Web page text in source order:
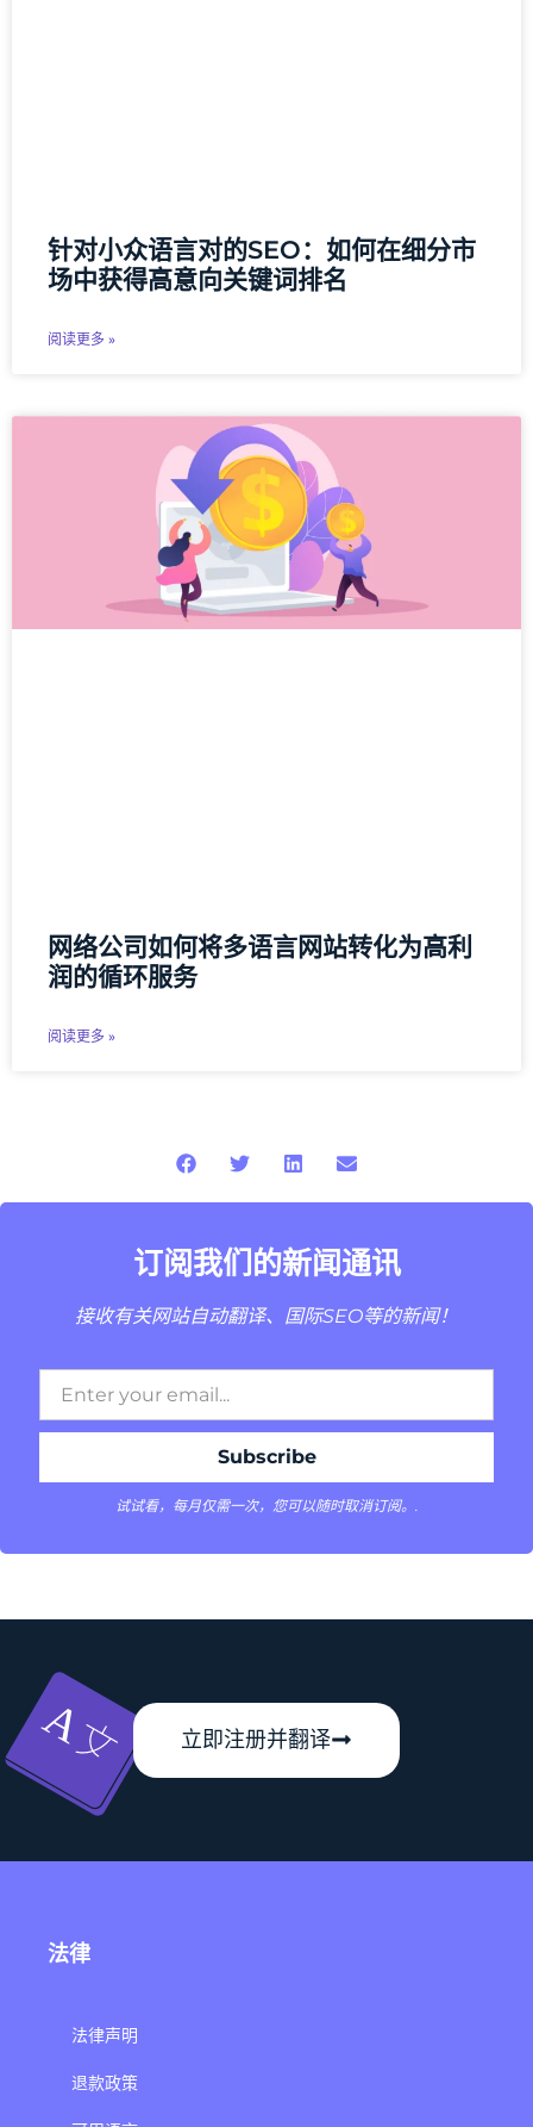
针对小众语言对的SEO：如何在细分市
场中获得高意向关键词排名
阅读更多 »
网络公司如何将多语言网站转化为高利
润的循环服务
阅读更多 »
订阅我们的新闻通讯
接收有关网站自动翻译、国际SEO等的新闻！
试试看，每月仅需一次，您可以随时取消订阅。.
立即注册并翻译
法律
法律声明
退款政策